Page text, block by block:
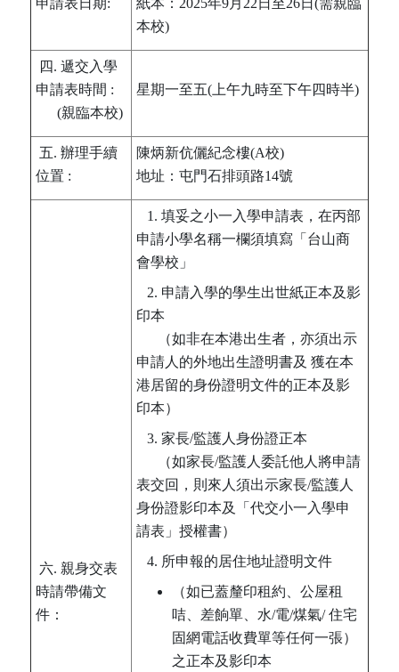
申請表日期:
紙本：2025年9月22日至26日(需親臨
本校)
四. 遞交入學
申請表時間 :
(親臨本校)
星期一至五(上午九時至下午四時半)
五. 辦理手續
位置 :
陳炳新伉儷紀念樓(A校)
地址：屯門石排頭路14號
六. 親身交表
時請帶備文
件：
1. 填妥之小一入學申請表，在丙部
申請小學名稱一欄須填寫「台山商
會學校」
2. 申請入學的學生出世紙正本及影
印本
（如非在本港出生者，亦須出示
申請人的外地出生證明書及 獲在本
港居留的身份證明文件的正本及影
印本）
3. 家長/監護人身份證正本
（如家長/監護人委託他人將申請
表交回，則來人須出示家長/監護人
身份證影印本及「代交小一入學申
請表」授權書）
4. 所申報的居住地址證明文件
（如已蓋釐印租約、公屋租
咭、差餉單、水/電/煤氣/ 住宅
固網電話收費單等任何一張）
之正本及影印本